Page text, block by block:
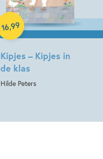
Kipjes – Kipjes in
de klas
Hilde Peters
16,99
Hardcover